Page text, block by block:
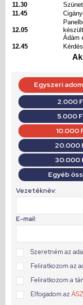
11.30
Szünet
11.45
12.05
Ádám
12.45